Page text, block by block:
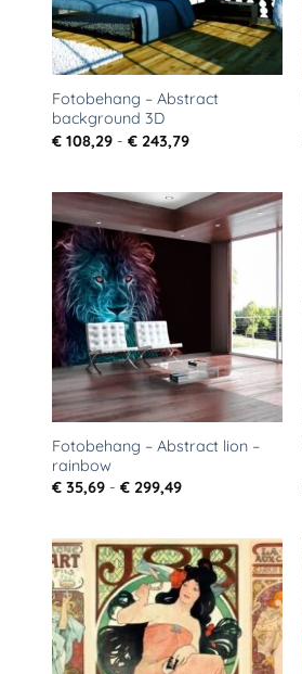
Fotobehang – Abstract
background 3D
€ 108,29 - € 243,79Prijsklasse:
Toevoegen
aan
verlanglijst
Fotobehang – Abstract lion –
rainbow
€ 35,69 - € 299,49Prijsklasse:
Toevoegen
aan
verlanglijst